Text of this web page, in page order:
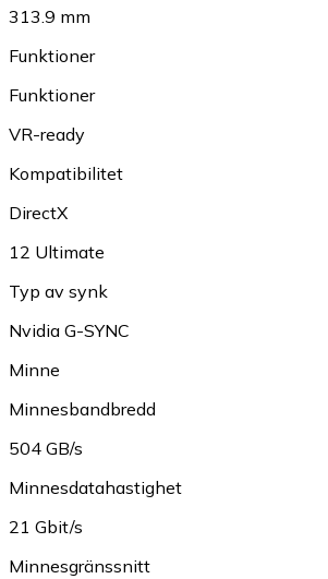
313.9 mm
Funktioner
Funktioner
VR-ready
Kompatibilitet
DirectX
12 Ultimate
Typ av synk
Nvidia G-SYNC
Minne
Minnesbandbredd
504 GB/s
Minnesdatahastighet
21 Gbit/s
Minnesgränssnitt